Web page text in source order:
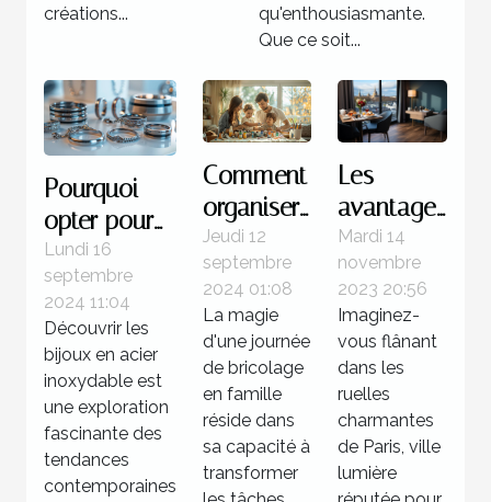
créations...
qu'enthousiasmante.
Que ce soit...
Pourquoi
opter pour
des bijoux
en acier
inoxydable
?
Lundi 16
septembre
2024 11:04
Découvrir les
bijoux en acier
inoxydable est
une exploration
fascinante des
tendances
contemporaines
Comment
organiser
une
journée
de
bricolage
familiale
réussie
Jeudi 12
septembre
2024 01:08
La magie
d'une journée
de bricolage
en famille
réside dans
sa capacité à
transformer
Les
avantages
de
séjourner
dans un
hôtel 3
étoiles à
Paris
Mardi 14
novembre
2023 20:56
Imaginez-
vous flânant
dans les
ruelles
charmantes
de Paris, ville
lumière